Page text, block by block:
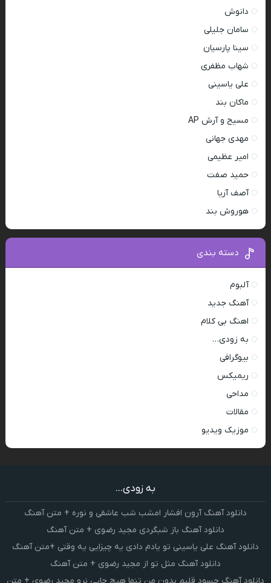
دانوش
سامان جلیلی
سینا پارسیان
شهاب مظفری
علی یاسینی
ماکان بند
مسیح و آرش AP
مهدی جهانی
امیر عظیمی
حمید صفت
آصف آریا
هوروش بند
دسته بندی
آلبوم
آهنگ جدید
اهنگ بی کلام
به زودی…
بیوگرافی
ریمیکس
مداحی
مقالات
موزیک ویدیو
به زودی...
دانلود آهنگ آرون افشار امشب شب عاشقی و نوره + متن آهنگ
دانلود آهنگ باز شبگردی مجید رضوی + متن آهنگ
دانلود آهنگ علی یاسینی تو یادم دادی یه چیزایی یه وقتی +متن آهنگ
دانلود آهنگ مثل تو از مجید رضوی + متن آهنگ